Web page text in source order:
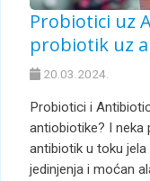
Probiotici uz
probiotik uz
20.03.2024.
Probiotici i
antiobiotike? I neka
antibiotik u toku
jedinjenja i moćan